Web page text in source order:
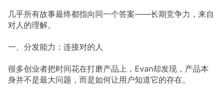
几乎所有故事最终都指向同一个答案——长期竞争力，来自
对人的理解。
一、分发能力：连接对的人
很多创业者把时间花在打磨产品上，Evan却发现，产品本
身并不是最大问题，而是如何让用户知道它的存在。